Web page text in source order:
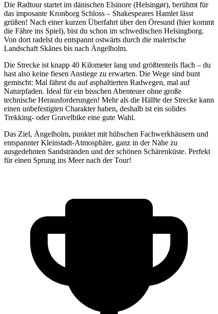
Die Radtour startet im dänischen Elsinore (Helsingør), berühmt für
das imposante Kronborg Schloss – Shakespeares Hamlet lässt
grüßen! Nach einer kurzen Überfahrt über den Öresund (hier kommt
die Fähre ins Spiel), bist du schon im schwedischen Helsingborg.
Von dort radelst du entspannt ostwärts durch die malerische
Landschaft Skånes bis nach Ängelholm.
Die Strecke ist knapp 40 Kilometer lang und größtenteils flach – du
hast also keine fiesen Anstiege zu erwarten. Die Wege sind bunt
gemischt: Mal fährst du auf asphaltierten Radwegen, mal auf
Naturpfaden. Ideal für ein bisschen Abenteuer ohne große
technische Herausforderungen! Mehr als die Hälfte der Strecke kann
einen unbefestigten Charakter haben, deshalb ist ein solides
Trekking- oder Gravelbike eine gute Wahl.
Das Ziel, Ängelholm, punktet mit hübschen Fachwerkhäusern und
entspannter Kleinstadt-Atmosphäre, ganz in der Nähe zu
ausgedehnten Sandstränden und der schönen Schärenküste. Perfekt
für einen Sprung ins Meer nach der Tour!